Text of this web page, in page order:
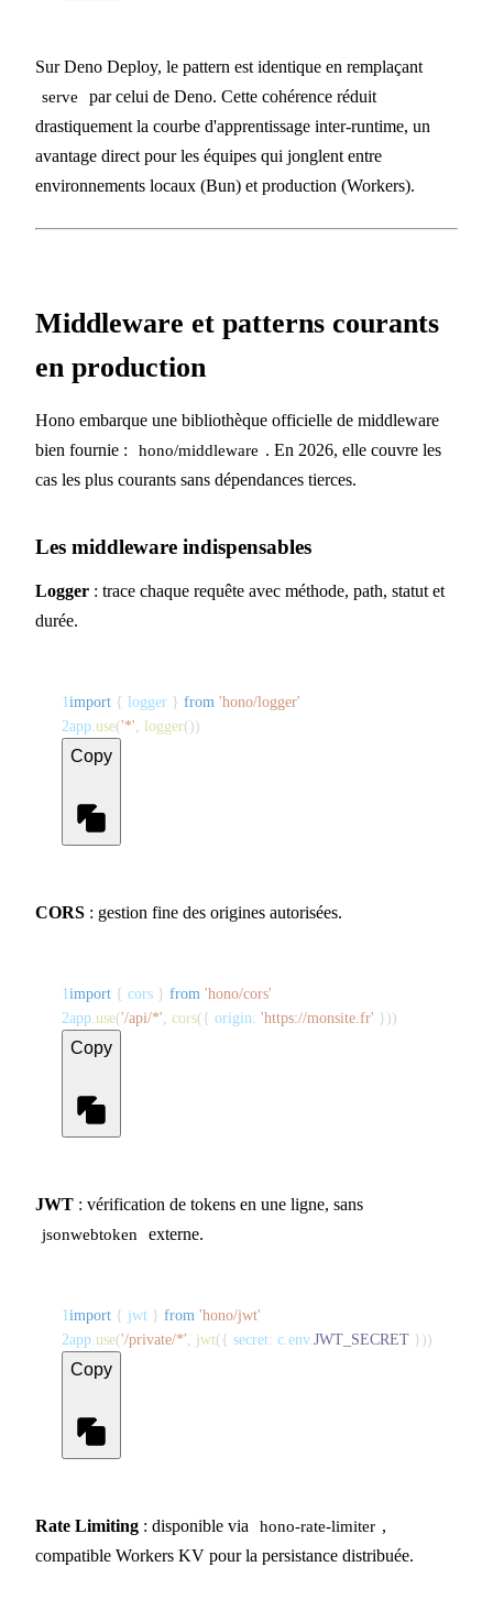
Sur Deno Deploy, le pattern est identique en remplaçant
serve
par celui de Deno. Cette cohérence réduit
drastiquement la courbe d'apprentissage inter-runtime, un
avantage direct pour les équipes qui jonglent entre
environnements locaux (Bun) et production (Workers).
Middleware et patterns courants
en production
Hono embarque une bibliothèque officielle de middleware
bien fournie :
hono/middleware . En 2026, elle couvre les
cas les plus courants sans dépendances tierces.
Les middleware indispensables
Logger : trace chaque requête avec méthode, path, statut et
durée.
1import { logger } from 'hono/logger'
2app use('*' logger( ))
Copy
CORS : gestion fine des origines autorisées.
1import { cors } from 'hono/cors'
2app use('/api/*' cors( { origin: 'https://monsite.fr' } ))
Copy
JWT : vérification de tokens en une ligne, sans
jsonwebtoken externe.
1import { jwt } from 'hono/jwt'
2app use('/private/*' jwt( { secret: c env.JWT_SECRET } ))
Copy
Rate Limiting : disponible via hono-rate-limiter ,
compatible Workers KV pour la persistance distribuée.